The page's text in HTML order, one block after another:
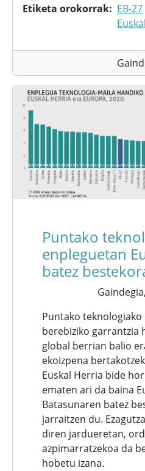
Etiketa orokorrak
EB-27
Puntako
enpleguetan
batez
Gaindegia,
Puntako
berebiziko garrantzia
global berrian balio
ekoizpena
Euskal Herria bide
ematen ari da baina
Batasunaren batez
jarraitzen du.
diren jardueretan,
azpimarratzekoa da
hobetu izana.